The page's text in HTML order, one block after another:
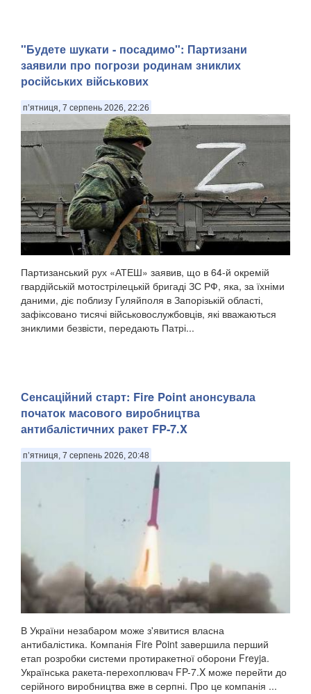
"Будете шукати - посадимо": Партизани
заявили про погрози родинам зниклих
російських військових
п’ятниця, 7 серпень 2026, 22:26
Партизанський рух «АТЕШ» заявив, що в 64-й окремій
гвардійській мотострілецькій бригаді ЗС РФ, яка, за їхніми
даними, діє поблизу Гуляйполя в Запорізькій області,
зафіксовано тисячі військовослужбовців, які вважаються
зниклими безвісти, передають Патрі...
Сенсаційний старт: Fire Point анонсувала
початок масового виробництва
антибалістичних ракет FP-7.X
п’ятниця, 7 серпень 2026, 20:48
В України незабаром може з'явитися власна
антибалістика. Компанія Fire Point завершила перший
етап розробки системи протиракетної оборони Freyja.
Українська ракета-перехоплювач FP-7.X може перейти до
серійного виробництва вже в серпні. Про це компанія ...